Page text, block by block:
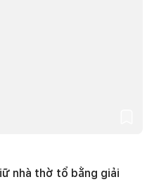
nhà thờ tổ bằng giải